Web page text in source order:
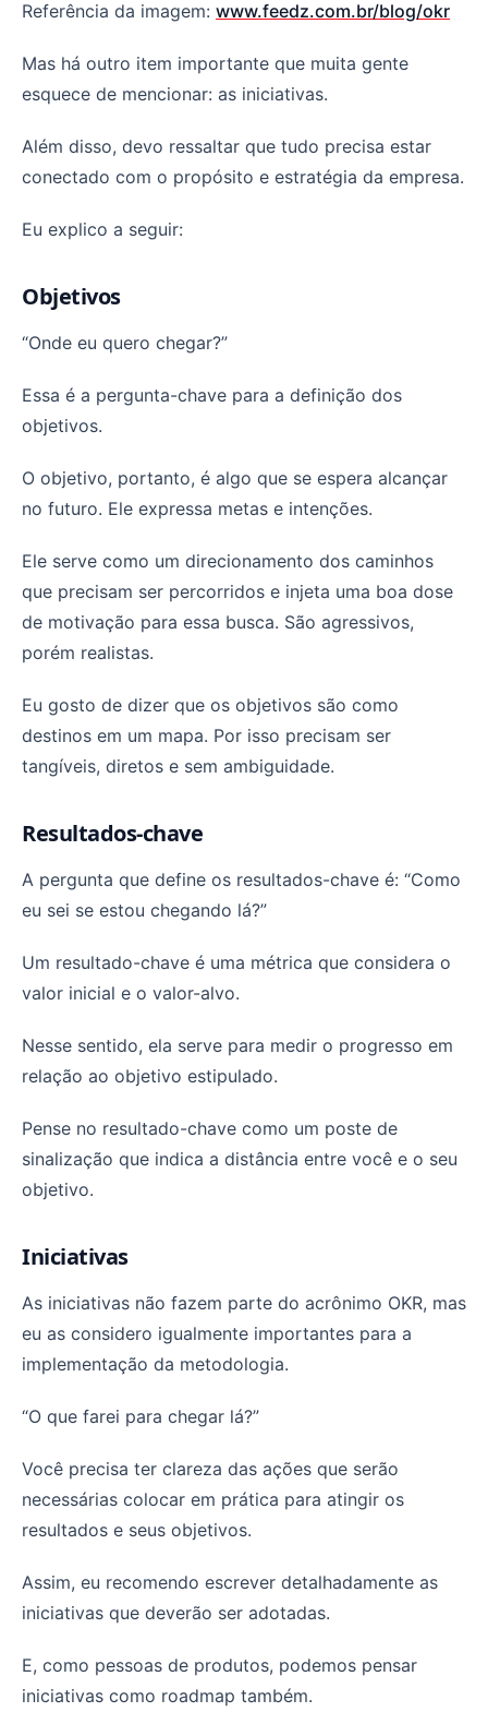
Referência da imagem: www.feedz.com.br/blog/okr
Mas há outro item importante que muita gente
esquece de mencionar: as iniciativas.
Além disso, devo ressaltar que tudo precisa estar
conectado com o propósito e estratégia da empresa.
Eu explico a seguir:
Objetivos
“Onde eu quero chegar?”
Essa é a pergunta-chave para a definição dos
objetivos.
O objetivo, portanto, é algo que se espera alcançar
no futuro. Ele expressa metas e intenções.
Ele serve como um direcionamento dos caminhos
que precisam ser percorridos e injeta uma boa dose
de motivação para essa busca. São agressivos,
porém realistas.
Eu gosto de dizer que os objetivos são como
destinos em um mapa. Por isso precisam ser
tangíveis, diretos e sem ambiguidade.
Resultados-chave
A pergunta que define os resultados-chave é: “Como
eu sei se estou chegando lá?”
Um resultado-chave é uma métrica que considera o
valor inicial e o valor-alvo.
Nesse sentido, ela serve para medir o progresso em
relação ao objetivo estipulado.
Pense no resultado-chave como um poste de
sinalização que indica a distância entre você e o seu
objetivo.
Iniciativas
As iniciativas não fazem parte do acrônimo OKR, mas
eu as considero igualmente importantes para a
implementação da metodologia.
“O que farei para chegar lá?”
Você precisa ter clareza das ações que serão
necessárias colocar em prática para atingir os
resultados e seus objetivos.
Assim, eu recomendo escrever detalhadamente as
iniciativas que deverão ser adotadas.
E, como pessoas de produtos, podemos pensar
iniciativas como roadmap também.